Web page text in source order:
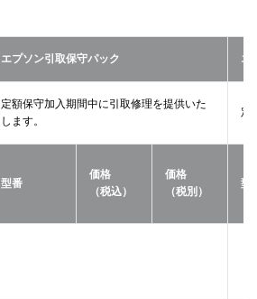
エプソン引取保守パック エ
定額保守加入期間中に引取修理を提供いた
します。
定
型番
価格
（税込）
価格
（税別）
型